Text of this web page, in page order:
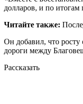
долларов, и по
Читайте также:
Он добавил, что росту
дороги между
Рассказать